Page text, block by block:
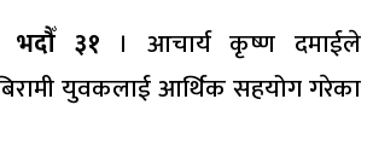
भदौँ ३१ । आचार्य कृष्ण दमाईले
युवकलाई आर्थिक सहयोग गरेका